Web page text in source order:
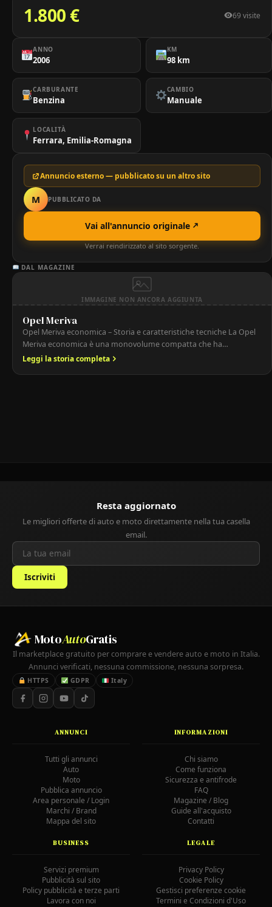
1.800 € 69 visite
ANNO
2006
KM
98 km
CARBURANTE
Benzina
CAMBIO
Manuale
LOCALITÀ
Ferrara, Emilia-Romagna
Annuncio esterno — pubblicato su un altro sito
M PUBBLICATO DA
Vai all'annuncio originale
Verrai reindirizzato al sito sorgente.
DAL MAGAZINE
IMMAGINE NON ANCORA AGGIUNTA
Opel Meriva
Opel Meriva economica – Storia e caratteristiche tecniche La Opel
Meriva economica è una monovolume compatta che ha
conquistato il mercato europeo per la sua praticità, flessibilità
Leggi la storia completa
Resta aggiornato
Le migliori offerte di auto e moto direttamente nella tua casella
email.
Iscriviti
MotoAutoGratis
Il marketplace gratuito per comprare e vendere auto e moto in Italia.
Annunci verificati, nessuna commissione, nessuna sorpresa.
HTTPS GDPR Italy
ANNUNCI
Tutti gli annunci
Auto
Moto
Pubblica annuncio
Area personale / Login
Marchi / Brand
Mappa del sito
INFORMAZIONI
Chi siamo
Come funziona
Sicurezza e antifrode
FAQ
Magazine / Blog
Guide all'acquisto
Contatti
BUSINESS
Servizi premium
Pubblicità sul sito
Policy pubblicità e terze parti
Lavora con noi
LEGALE
Privacy Policy
Cookie Policy
Gestisci preferenze cookie
Termini e Condizioni d'Uso